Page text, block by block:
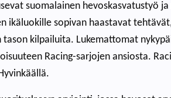
suomalainen hevoskasvatustyö
ikäluokille sopivan haastavat
tason kilpailuita. Lukemattomat
Racing-sarjojen ansiosta.